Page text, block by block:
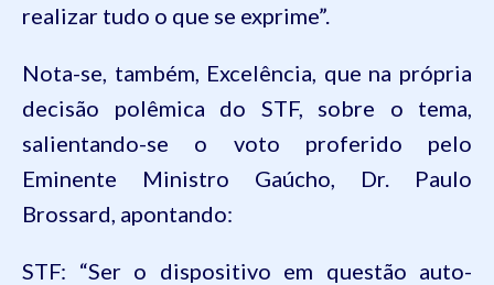
realizar tudo o que se exprime”.
Nota-se, também, Excelência, que na própria
decisão polêmica do STF, sobre o tema,
salientando-se o voto proferido pelo
Eminente Ministro Gaúcho, Dr. Paulo
Brossard, apontando:
STF: “Ser o dispositivo em questão auto-